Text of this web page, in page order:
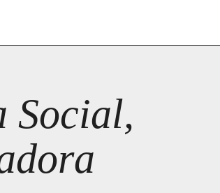
Social,